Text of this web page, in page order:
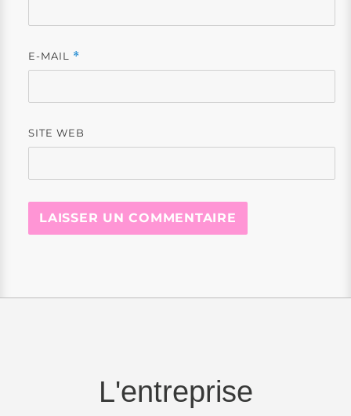
E-MAIL *
SITE WEB
L'entreprise